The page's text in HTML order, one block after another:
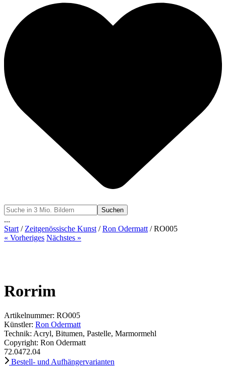
Suchen
...
Start/Zeitgenössische Kunst/Ron Odermatt/ RO005
« Vorheriges Nächstes »
Rorrim
Artikelnummer: RO005
Künstler: Ron Odermatt
Technik: Acryl, Bitumen, Pastelle, Marmormehl
Copyright: Ron Odermatt
72.0472.04
Bestell- und Aufhängervarianten